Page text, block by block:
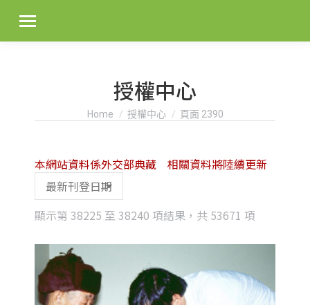
授權中心
You are here:
Home 授權中心 頁面 2390
顯示第 38225 至 38240 項結果，共 53671 項
latest
本網站資料係外交部典藏 相關資料將陸續更新